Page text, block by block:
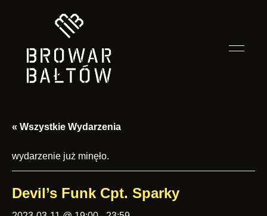
Bałtów
towarzystwa
« Wszystkie Wydarzenia
wydarzenie już minęło.
Devil’s Funk Cpt. Sparky